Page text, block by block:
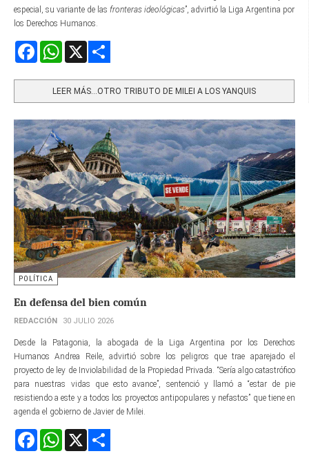
especial, su variante de las fronteras ideológicas”, advirtió la Liga Argentina por
los Derechos Humanos.
FacebookWhatsApp
LEER MÁS…OTRO TRIBUTO DE MILEI A LOS YANQUIS
POLÍTICA
En defensa del bien común
REDACCIÓN 30 JULIO 2026
Desde la Patagonia, la abogada de la Liga Argentina por los Derechos
Humanos Andrea Reile, advirtió sobre los peligros que trae aparejado el
proyecto de ley de Inviolabilidad de la Propiedad Privada. “Sería algo catastrófico
para nuestras vidas que esto avance”, sentenció y llamó a “estar de pie
resistiendo a este y a todos los proyectos antipopulares y nefastos” que tiene en
agenda el gobierno de Javier de Milei.
FacebookWhatsApp